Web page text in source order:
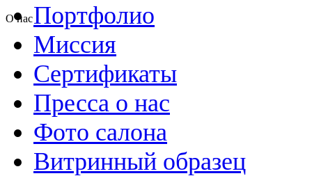
О насПортфолио
Миссия
Сертификаты
Пресса о нас
Фото салона
Витринный образец